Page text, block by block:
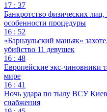
17 : 37
Банкротство физических
особенности процедуры
16 : 52
«Барнаульский маньяк»
убийство 11 девушек
16 : 48
Европейские экс-чиновники
мире
16 : 41
Ночь удара по тылу ВСУ
снабжения